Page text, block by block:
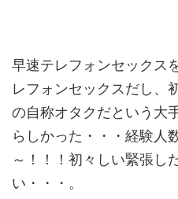
早速テレフォンセックス
レフォンセックスだし、
の自称オタクだという大
らしかった・・・経験人
～！！！初々しい緊張し
い・・・。